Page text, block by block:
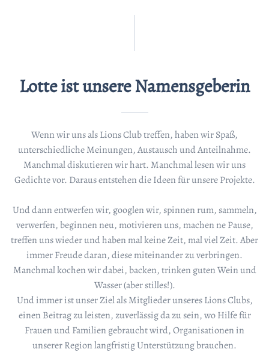
Lotte ist unsere Namensgeberin
Wenn wir uns als Lions Club treffen, haben wir Spaß,
unterschiedliche Meinungen, Austausch und Anteilnahme.
Manchmal diskutieren wir hart. Manchmal lesen wir uns
Gedichte vor. Daraus entstehen die Ideen für unsere Projekte.
Und dann entwerfen wir, googlen wir, spinnen rum, sammeln,
verwerfen, beginnen neu, motivieren uns, machen ne Pause,
treffen uns wieder und haben mal keine Zeit, mal viel Zeit. Aber
immer Freude daran, diese miteinander zu verbringen.
Manchmal kochen wir dabei, backen, trinken guten Wein und
Wasser (aber stilles!).
Und immer ist unser Ziel als Mitglieder unseres Lions Clubs,
einen Beitrag zu leisten, zuverlässig da zu sein, wo Hilfe für
Frauen und Familien gebraucht wird, Organisationen in
unserer Region langfristig Unterstützung brauchen.